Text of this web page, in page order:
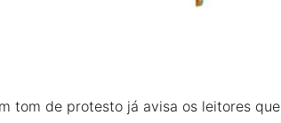
tom de protesto já avisa os leitores que